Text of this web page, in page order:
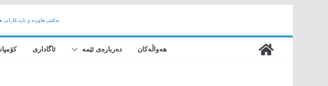
content
یەکێتی هاوردە و
هەواڵەکان دەربارەی ئێمە ئاگاداری